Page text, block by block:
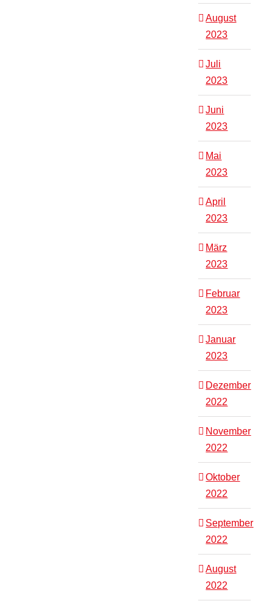
August
2023
Juli
2023
Juni
2023
Mai
2023
April
2023
März
2023
Februar
2023
Januar
2023
Dezember
2022
November
2022
Oktober
2022
September
2022
August
2022